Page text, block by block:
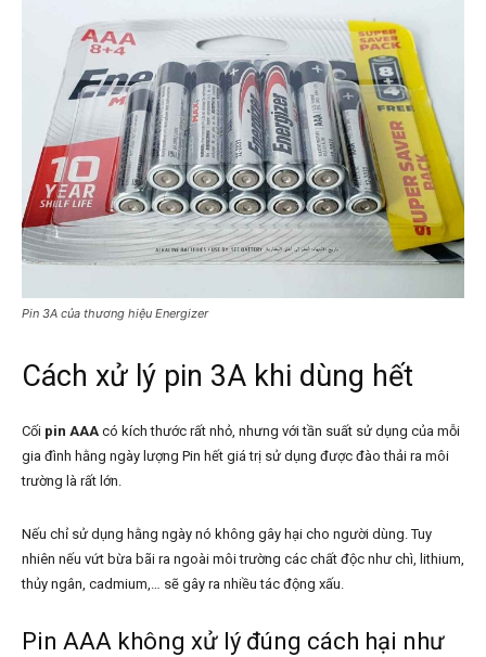
Pin 3A của thương hiệu Energizer
Cách xử lý pin 3A khi dùng hết
Cối pin AAA có kích thước rất nhỏ, nhưng với tần suất sử dụng của mỗi
gia đình hằng ngày lượng Pin hết giá trị sử dụng được đào thải ra môi
trường là rất lớn.
Nếu chỉ sử dụng hằng ngày nó không gây hại cho người dùng. Tuy
nhiên nếu vứt bừa bãi ra ngoài môi trường các chất độc như chì, lithium,
thủy ngân, cadmium,… sẽ gây ra nhiều tác động xấu.
Pin AAA không xử lý đúng cách hại như